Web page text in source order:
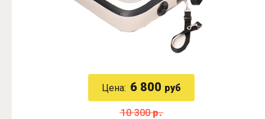
Цена: 6 800 руб
10 300 р.